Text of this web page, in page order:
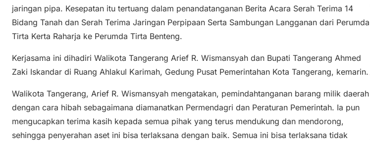
jaringan pipa. Kesepatan itu tertuang dalam penandatanganan Berita Acara Serah Terima 14
Bidang Tanah dan Serah Terima Jaringan Perpipaan Serta Sambungan Langganan dari Perumda
Tirta Kerta Raharja ke Perumda Tirta Benteng.
Kerjasama ini dihadiri Walikota Tangerang Arief R. Wismansyah dan Bupati Tangerang Ahmed
Zaki Iskandar di Ruang Ahlakul Karimah, Gedung Pusat Pemerintahan Kota Tangerang, kemarin.
Walikota Tangerang, Arief R. Wismansyah mengatakan, pemindahtanganan barang milik daerah
dengan cara hibah sebagaimana diamanatkan Permendagri dan Peraturan Pemerintah. Ia pun
mengucapkan terima kasih kepada semua pihak yang terus mendukung dan mendorong,
sehingga penyerahan aset ini bisa terlaksana dengan baik. Semua ini bisa terlaksana tidak